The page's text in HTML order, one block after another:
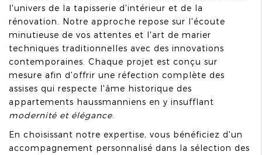
l'univers de la tapisserie d'intérieur et de la
rénovation. Notre approche repose sur l'écoute
minutieuse de vos attentes et l'art de marier
techniques traditionnelles avec des innovations
contemporaines. Chaque projet est conçu sur
mesure afin d'offrir une réfection complète des
assises qui respecte l'âme historique des
appartements haussmanniens en y insufflant
modernité et élégance
En choisissant notre expertise, vous bénéficiez d'un
accompagnement personnalisé dans la sélection des